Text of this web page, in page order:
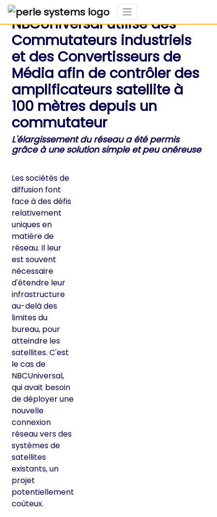
NBCUniversal utilise des
Commutateurs industriels
et des Convertisseurs de
Média afin de contrôler des
amplificateurs satellite à
100 mètres depuis un
commutateur
L'élargissement du réseau a été permis
grâce à une solution simple et peu onéreuse
Les sociétés de
diffusion font
face à des défis
relativement
uniques en
matière de
réseau. Il leur
est souvent
nécessaire
d'étendre leur
infrastructure
au-delà des
limites du
bureau, pour
atteindre les
satellites. C'est
le cas de
NBCUniversal,
qui avait besoin
de déployer une
nouvelle
connexion
réseau vers des
systèmes de
satellites
existants, un
projet
potentiellement
coûteux.